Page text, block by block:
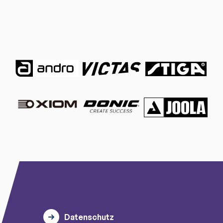
Datenschutz